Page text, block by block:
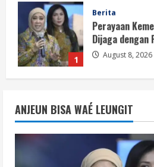
1
Berita
Perayaan
Dijaga dengan
August 8, 2026
2
Situasi
Waspadai
August 8, 2026
ANJEUN BISA WAÉ LEUNGIT